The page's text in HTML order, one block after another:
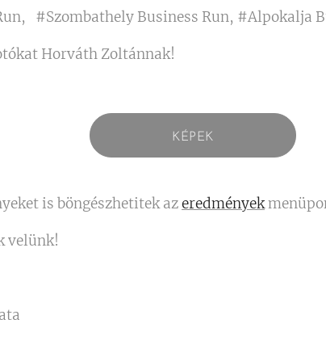
#Szombathely Business Run, #Alpokalja
Horváth Zoltánnak!📷
KÉPEK
is böngészhetitek azeredmények
velünk!